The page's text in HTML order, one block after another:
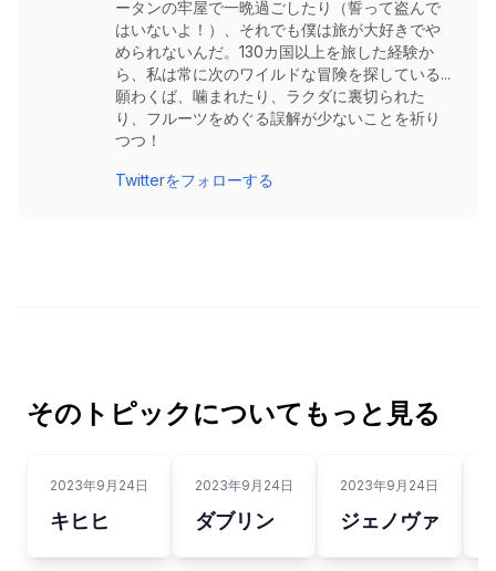
ータンの牢屋で一晩過ごしたり（誓って盗んで
はいないよ！）、それでも僕は旅が大好きでや
められないんだ。130カ国以上を旅した経験か
ら、私は常に次のワイルドな冒険を探している...
願わくば、噛まれたり、ラクダに裏切られた
り、フルーツをめぐる誤解が少ないことを祈り
つつ！
Twitterをフォローする
そのトピックについてもっと見る
2023年9月24日
キヒヒ
2023年9月24日
ダブリン
2023年9月24日
ジェノヴァ